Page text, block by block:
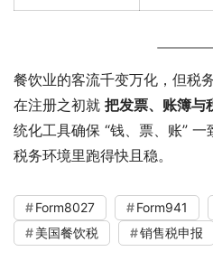
餐饮业的客流千变万化，但税
在注册之初就 把发票、账簿与
统化工具确保 “钱、票、账”
税务环境里跑得快且稳。
Form8027 Form941
美国餐饮税
销售税申报